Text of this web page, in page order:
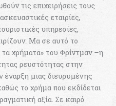
τις επιχειρήσεις τους
εταιρίες,
υπηρεσίες,
Μα σε αυτό το
τα χρήματα» του Φρίντμαν –η
ρευστότητας στην
έναρξη μιας διευρυμένης
το χρήμα που εκδίδεται
αξία. Σε καιρό